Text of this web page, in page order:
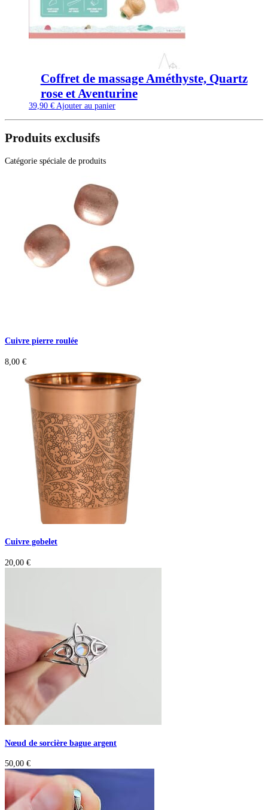
Coffret de massage Améthyste, Quartz
rose et Aventurine
39,90 € Ajouter au panier
Produits exclusifs
Catégorie spéciale de produits
Cuivre pierre roulée
8,00 €
Cuivre gobelet
20,00 €
Nœud de sorcière bague argent
50,00 €